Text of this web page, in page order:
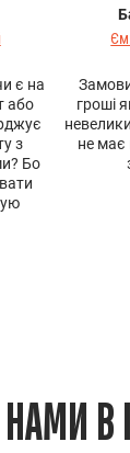
є на
або
з
Бо
гроші
не має
В